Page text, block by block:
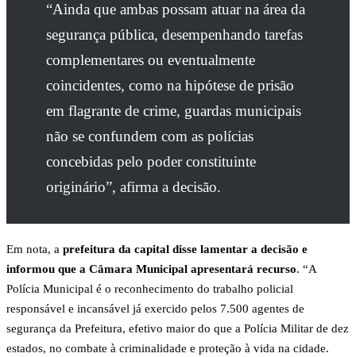
“Ainda que ambas possam atuar na área da
segurança pública, desempenhando tarefas
complementares ou eventualmente
coincidentes, como na hipótese de prisão
em flagrante de crime, guardas municipais
não se confundem com as polícias
concebidas pelo poder constituinte
originário”, afirma a decisão.
Em nota, a prefeitura da capital disse lamentar a decisão e
informou que a Câmara Municipal apresentará recurso. “A
Polícia Municipal é o reconhecimento do trabalho policial
responsável e incansável já exercido pelos 7.500 agentes de
segurança da Prefeitura, efetivo maior do que a Polícia Militar de dez
estados, no combate à criminalidade e proteção à vida na cidade.